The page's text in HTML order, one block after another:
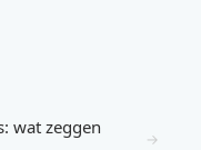
wat zeggen
→